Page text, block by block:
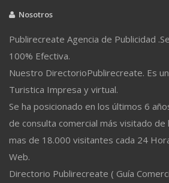
Nosotros
Publirecreate Agencia de Publicidad
100% Efectiva.
Nuestro DirectorioPublirecreate. Es
Turistica Impresa y virtual.
Se ha posicionado en los últimos 6
de consulta comercial más visitado
mas de 18.000 visitantes cada 24
Web.
Directorio Publirecreate ( Guía